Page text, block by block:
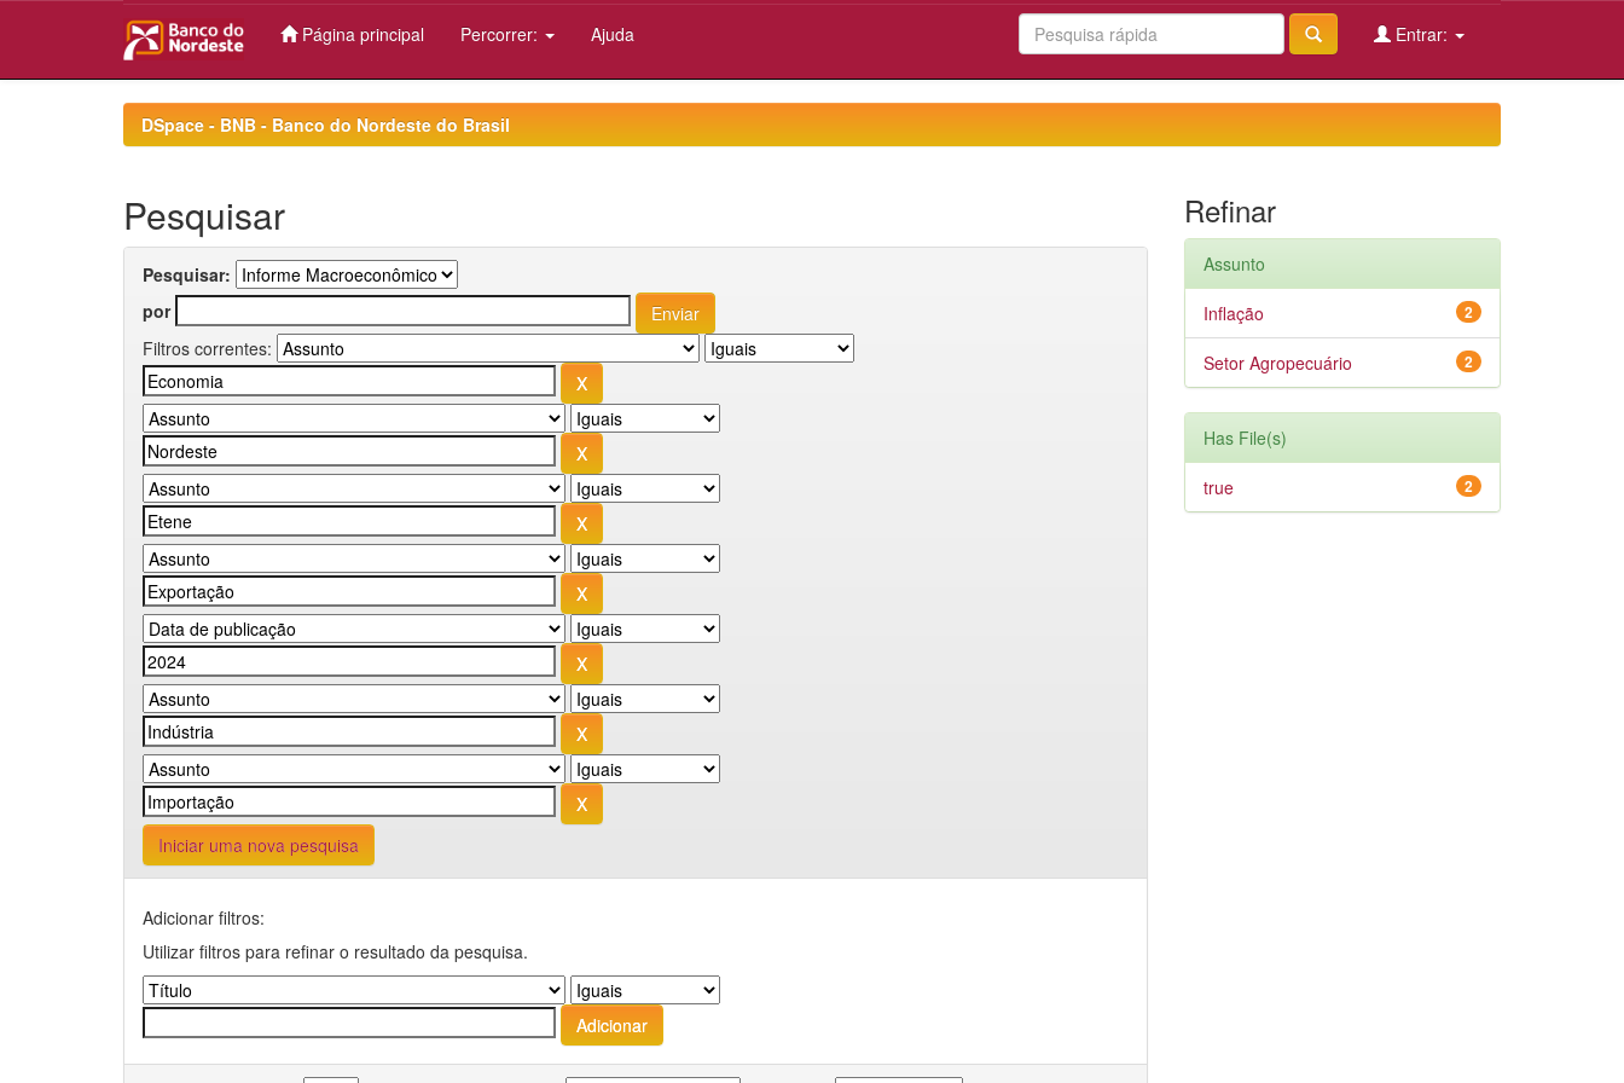
Página principal Percorrer: Ajuda Entrar:
DSpace - BNB - Banco do Nordeste do Brasil
Pesquisar
Pesquisar:
por
Filtros correntes:
Iniciar uma nova pesquisa
Adicionar filtros:
Utilizar filtros para refinar o resultado da pesquisa.
Refinar
Assunto
2
Inflação
2
Setor Agropecuário
Has File(s)
2
true